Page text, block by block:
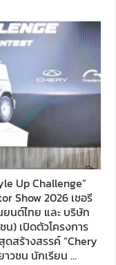
Up Challenge”
Show 2026 เชอรี
นต์ไทย และ บริษัท
) เปิดตัวโครงการ
สร้างสรรค์ “Chery
าวชน นักเรียน …